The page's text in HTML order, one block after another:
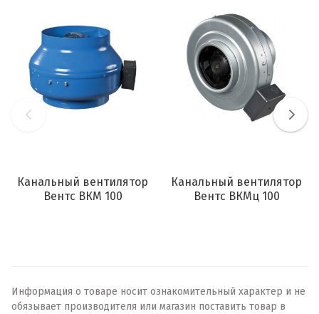
Канальный вентилятор
Вентс ВКМ 100
Канальный вентилятор
Вентс ВКМц 100
Информация о товаре носит ознакомительный характер и не
обязывает производителя или магазин поставить товар в